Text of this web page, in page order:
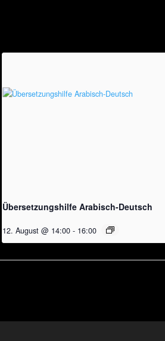
Übersetzungshilfe Arabisch-Deutsch
12. August @ 14:00 - 16:00